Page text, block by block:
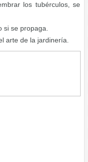
los tubérculos, se
se propaga.
arte de la jardinería.